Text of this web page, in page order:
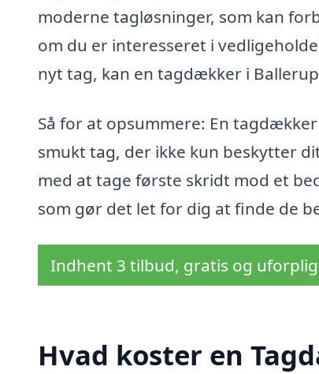
moderne tagløsninger, som kan
om du er interesseret i
nyt tag, kan en tagdækker i
Så for at opsummere: En
smukt tag, der ikke kun beskytter
med at tage første skridt mod et
som gør det let for dig at finde de
Indhent 3 tilbud, gratis og
Hvad koster en